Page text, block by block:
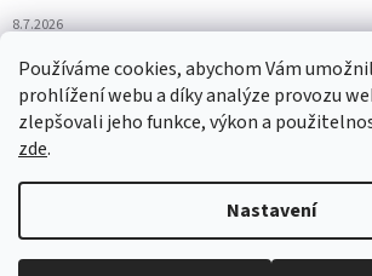
Používáme cookies, abychom Vám
prohlížení webu a díky analýze provozu
zlepšovali jeho funkce, výkon a
zde.
Nastavení
8.7.2026
Nejlepší deskové hry: výběr, který frčí v
18.6.2026
Copyright 2026HRAS. Všechna práva